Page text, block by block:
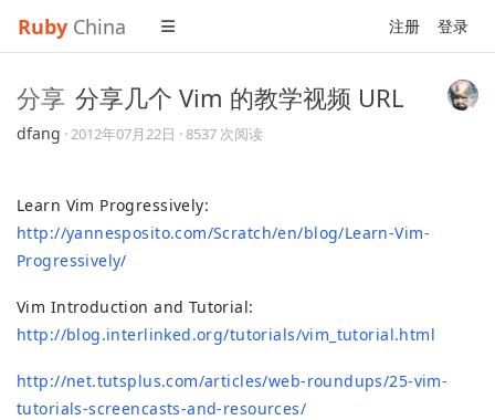
Ruby China 注册 登录
分享 分享几个 Vim 的教学视频 URL
dfang ·2012年07月22日 · 8537 次阅读
Learn Vim Progressively:
http://yannesposito.com/Scratch/en/blog/Learn-Vim-
Progressively/
Vim Introduction and Tutorial:
http://blog.interlinked.org/tutorials/vim_tutorial.html
http://net.tutsplus.com/articles/web-roundups/25-vim-
tutorials-screencasts-and-resources/